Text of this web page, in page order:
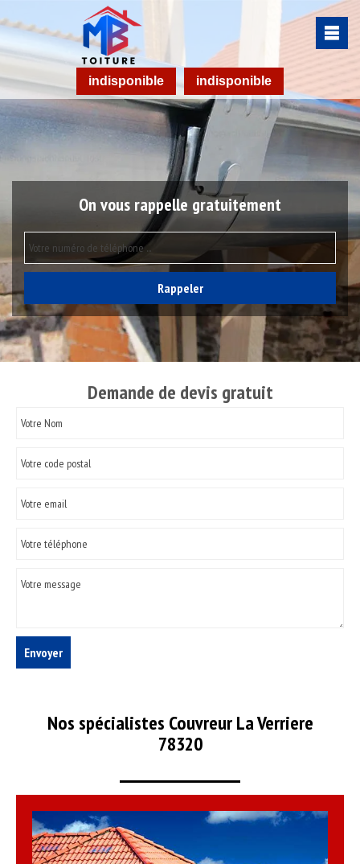
indisponible indisponible
On vous rappelle gratuitement
Demande de devis gratuit
Nos spécialistes Couvreur La Verriere
78320